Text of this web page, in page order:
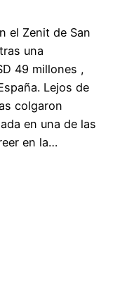
el Zenit de San
una
49 millones ,
Lejos de
colgaron
en una de las
en la…